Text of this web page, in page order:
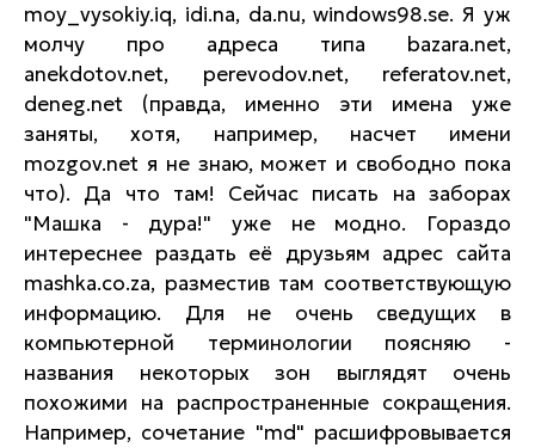
moy_vysokiy.iq, idi.na, da.nu, windows98.se. Я уж
молчу про адреса типа bazara.net,
anekdotov.net, perevodov.net, referatov.net,
deneg.net (правда, именно эти имена уже
заняты, хотя, например, насчет имени
mozgov.net я не знаю, может и свободно пока
что). Да что там! Сейчас писать на заборах
"Машка - дура!" уже не модно. Гораздо
интереснее раздать её друзьям адрес сайта
mashka.co.za, разместив там соответствующую
информацию. Для не очень сведущих в
компьютерной терминологии поясняю -
названия некоторых зон выглядят очень
похожими на распространенные сокращения.
Например, сочетание "md" расшифровывается